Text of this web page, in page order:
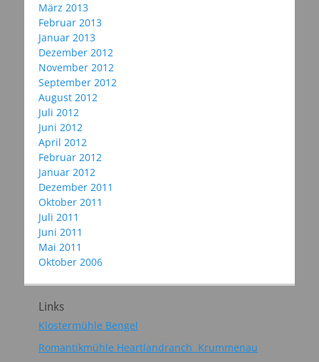
März 2013
Februar 2013
Januar 2013
Dezember 2012
November 2012
September 2012
August 2012
Juli 2012
Juni 2012
April 2012
Februar 2012
Januar 2012
Dezember 2011
Oktober 2011
Juli 2011
Juni 2011
Mai 2011
Oktober 2006
Links
Klostermühle Bengel
Romantikmühle Heartlandranch Krummenau